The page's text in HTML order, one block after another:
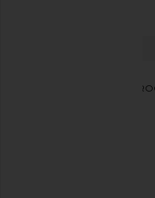
WILD
お気に入り